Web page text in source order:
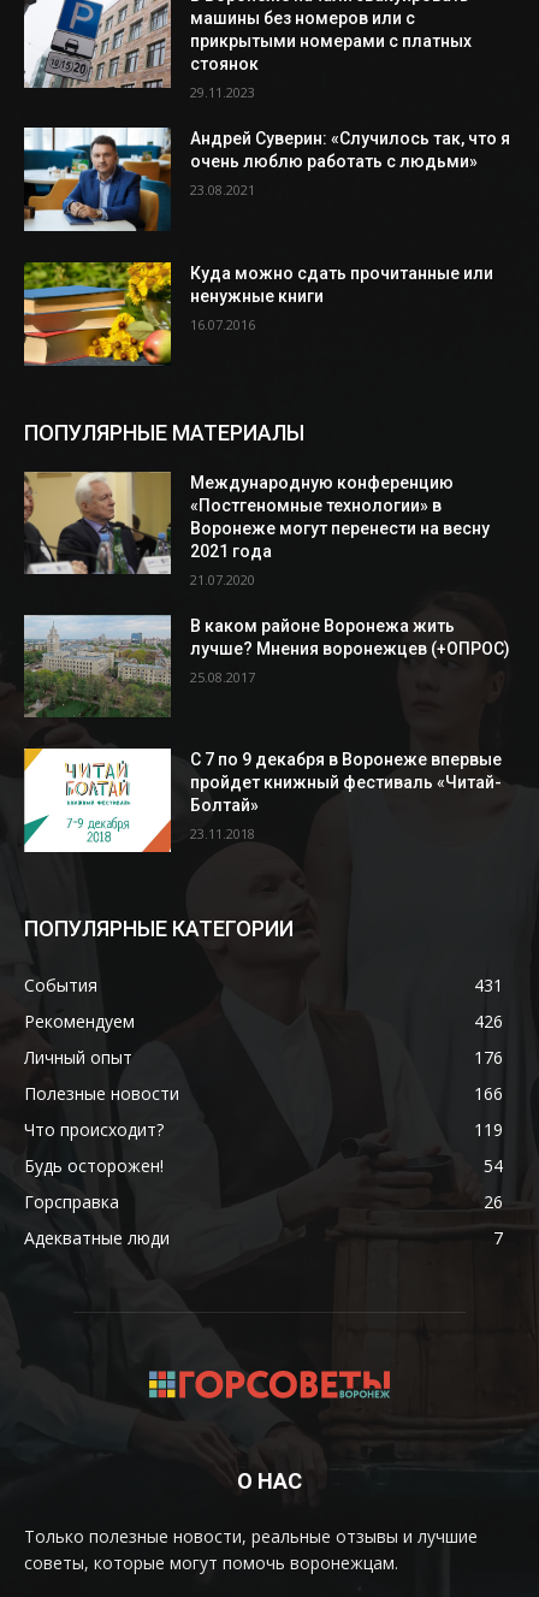
машины без номеров или с
прикрытыми номерами с платных
стоянок
29.11.2023
Андрей Суверин: «Случилось так, что я
очень люблю работать с людьми»
23.08.2021
Куда можно сдать прочитанные или
ненужные книги
16.07.2016
ПОПУЛЯРНЫЕ МАТЕРИАЛЫ
Международную конференцию
«Постгеномные технологии» в
Воронеже могут перенести на весну
2021 года
21.07.2020
В каком районе Воронежа жить
лучше? Мнения воронежцев (+ОПРОС)
25.08.2017
С 7 по 9 декабря в Воронеже впервые
пройдет книжный фестиваль «Читай-
Болтай»
23.11.2018
ПОПУЛЯРНЫЕ КАТЕГОРИИ
События
431
Рекомендуем
426
Личный опыт
176
Полезные новости
166
Что происходит?
119
Будь осторожен!
54
Горсправка
26
Адекватные люди
7
О НАС
Только полезные новости, реальные отзывы и лучшие
советы, которые могут помочь воронежцам.